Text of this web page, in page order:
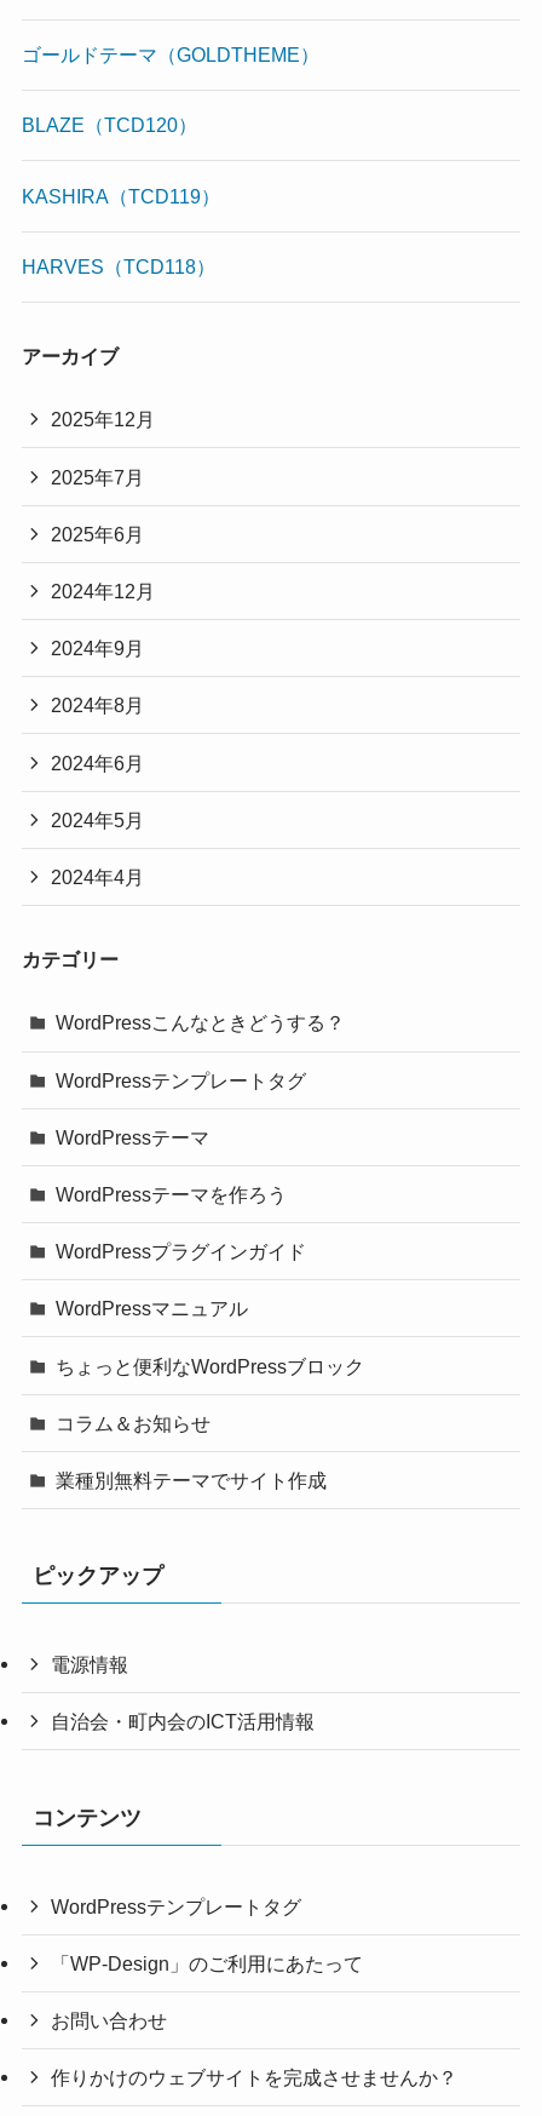
ゴールドテーマ（GOLDTHEME）
BLAZE（TCD120）
KASHIRA（TCD119）
HARVES（TCD118）
アーカイブ
2025年12月
2025年7月
2025年6月
2024年12月
2024年9月
2024年8月
2024年6月
2024年5月
2024年4月
カテゴリー
WordPressこんなときどうする？
WordPressテンプレートタグ
WordPressテーマ
WordPressテーマを作ろう
WordPressプラグインガイド
WordPressマニュアル
ちょっと便利なWordPressブロック
コラム＆お知らせ
業種別無料テーマでサイト作成
ピックアップ
電源情報
自治会・町内会のICT活用情報
コンテンツ
WordPressテンプレートタグ
「WP-Design」のご利用にあたって
お問い合わせ
作りかけのウェブサイトを完成させませんか？